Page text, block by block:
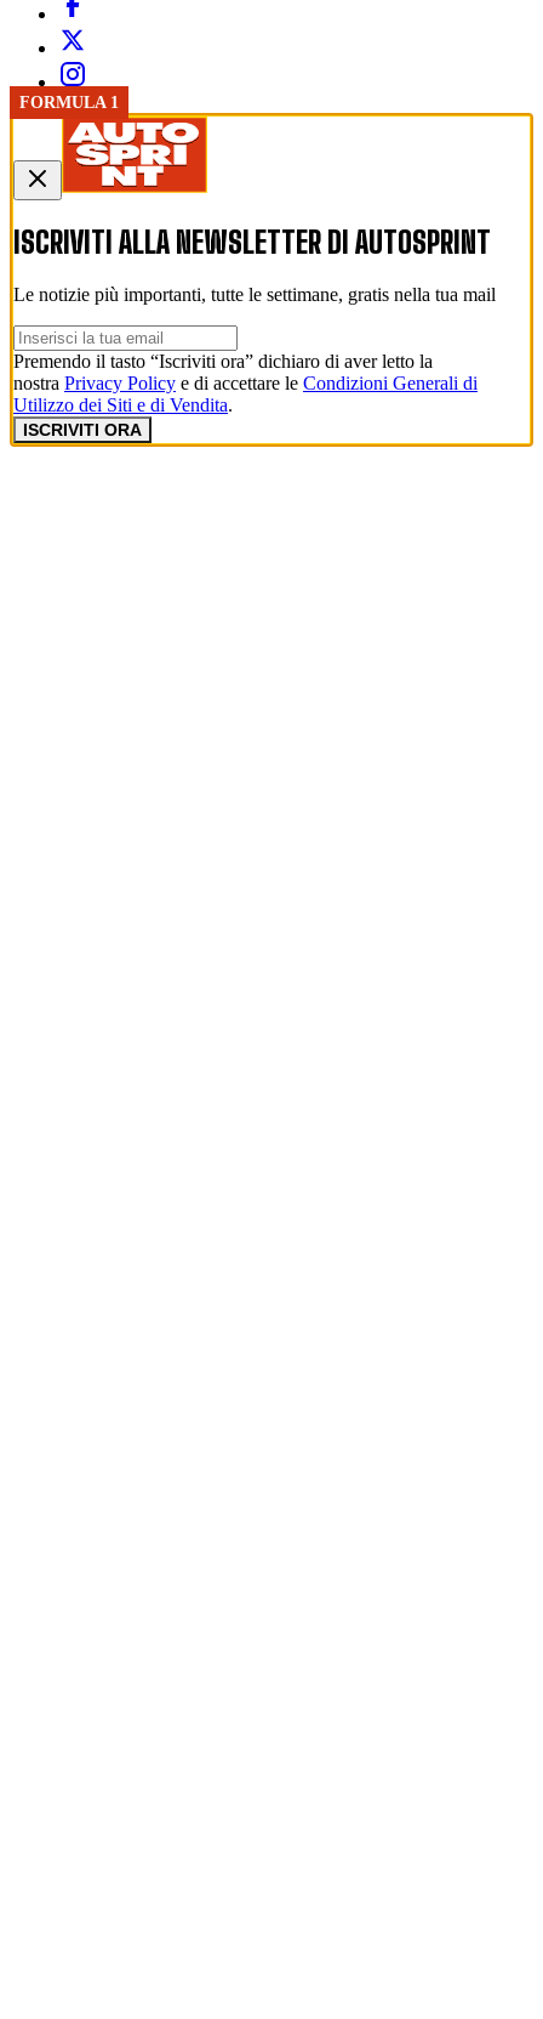
FORMULA 1
ISCRIVITI ALLA NEWSLETTER DI AUTOSPRINT
Le notizie più importanti, tutte le settimane, gratis nella tua mail
Premendo il tasto “Iscriviti ora” dichiaro di aver letto la
nostra Privacy Policy e di accettare le Condizioni Generali di
Utilizzo dei Siti e di Vendita.
ISCRIVITI ORA